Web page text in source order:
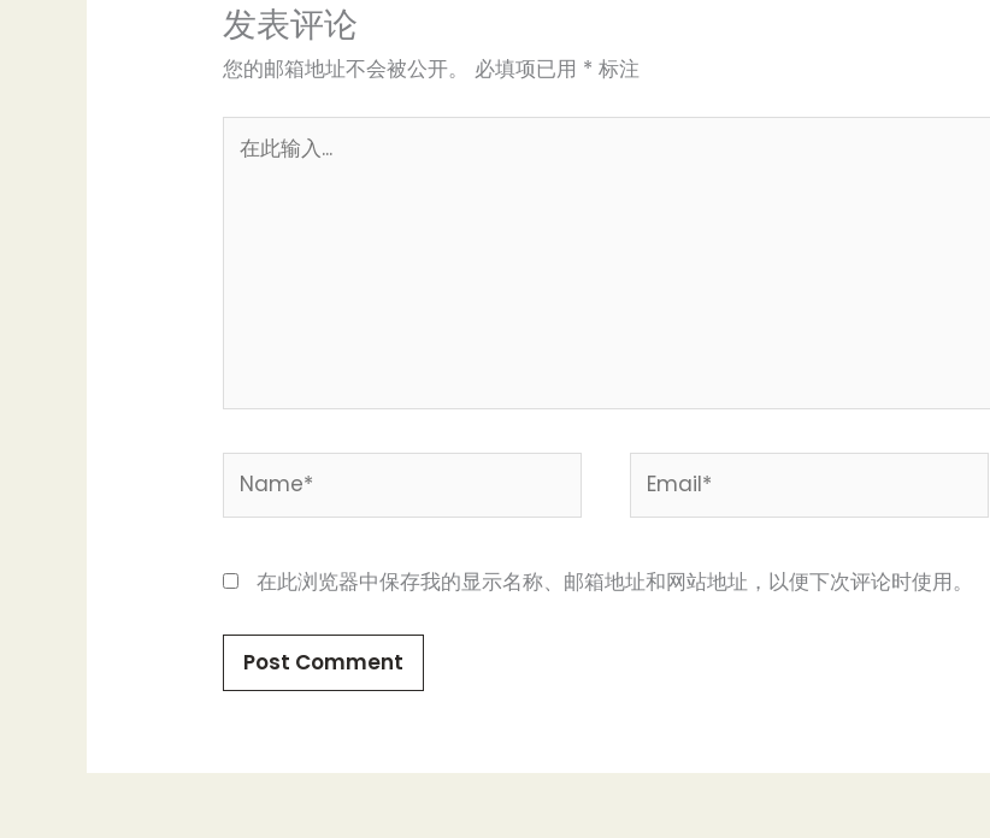
发表评论
您的邮箱地址不会被公开。 必填项已用 * 标注
在此浏览器中保存我的显示名称、邮箱地址和网站地址，以便下次评论时使用。